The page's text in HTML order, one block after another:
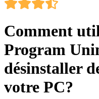
Comment
Program
désinstaller
votre PC?